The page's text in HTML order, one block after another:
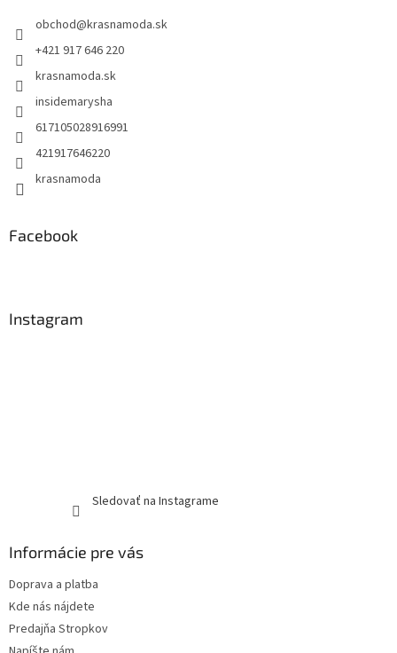
obchod@krasnamoda.sk
+421 917 646 220
krasnamoda.sk
insidemarysha
617105028916991
421917646220
krasnamoda
Facebook
Instagram
Sledovať na Instagrame
Informácie pre vás
Doprava a platba
Kde nás nájdete
Predajňa Stropkov